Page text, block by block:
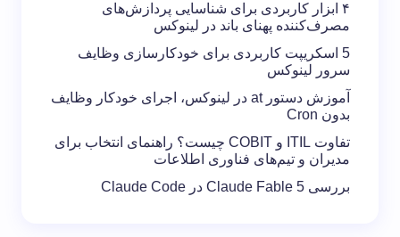
۴ ابزار کاربردی برای شناسایی پردازش‌های
مصرف‌کننده پهنای باند در لینوکس
5 اسکریپت کاربردی برای خودکارسازی وظایف
سرور لینوکس
آموزش دستور at در لینوکس، اجرای خودکار وظایف
بدون Cron
تفاوت ITIL و COBIT چیست؟ راهنمای انتخاب برای
مدیران و تیم‌های فناوری اطلاعات
بررسی Claude Fable 5 در Claude Code